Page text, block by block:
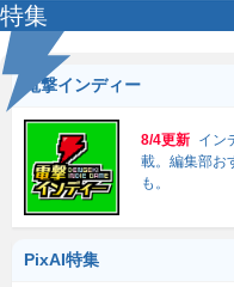
特集
電撃インディー
8/4更新 イン
載。編集部お
も。
PixAI特集